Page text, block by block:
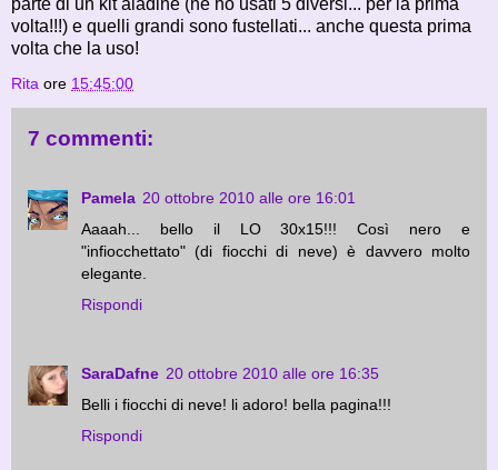
volta!!!) e quelli grandi sono fustellati... anche questa prima
volta che la uso!
Rita ore 15:45:00
7 commenti:
Pamela 20 ottobre 2010 alle ore 16:01
Aaaah... bello il LO 30x15!!! Così nero e
"infiocchettato" (di fiocchi di neve) è davvero molto
elegante.
Rispondi
SaraDafne 20 ottobre 2010 alle ore 16:35
Belli i fiocchi di neve! li adoro! bella pagina!!!
Rispondi